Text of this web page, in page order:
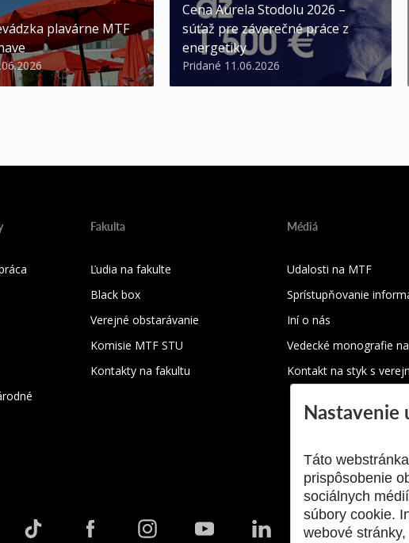
plavárne MTF
Cena Aurela Stodolu 2026 –
súťaž pre záverečné práce z
energetiky
Pridané 11.06.2026
Fakulta
Ľudia na fakulte
Black box
Verejné obstarávanie
Komisie MTF STU
Kontakty na fakultu
Médiá
Udalosti na MTF
Sprístupňovanie
Iní o nás
Vedecké monografie
Kontakt na styk s
Nastavenie
Táto
prispôsobenie
sociálnych
súbory cookie.
webové